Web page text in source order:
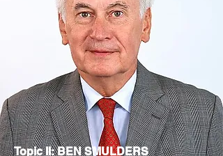
Topic II: BEN SMULDERS